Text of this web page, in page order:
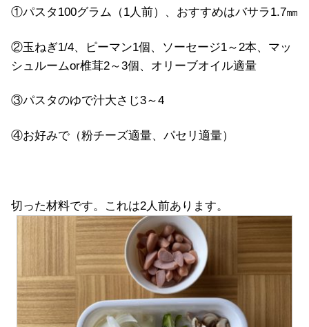
①パスタ100グラム（1人前）、おすすめはバサラ1.7㎜
②玉ねぎ1/4、ピーマン1個、ソーセージ1～2本、マッ
シュルームor椎茸2～3個、オリーブオイル適量
③パスタのゆで汁大さじ3～4
④お好みで（粉チーズ適量、パセリ適量）
切った材料です。これは2人前あります。